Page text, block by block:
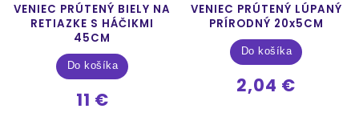
VENIEC PRÚTENÝ BIELY NA
RETIAZKE S HÁČIKMI
45CM
11 €
Do košíka
VENIEC PRÚTENÝ LÚPANÝ
PRÍRODNÝ 20x5CM
2,04 €
Do košíka